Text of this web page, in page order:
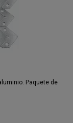
Paquete de